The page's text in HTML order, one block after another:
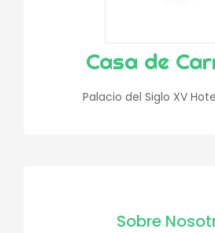
Casa de
Palacio del Siglo XV
Sobre